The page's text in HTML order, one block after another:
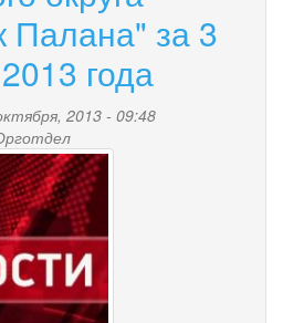
Палана" за 3
года
2013 - 09:48